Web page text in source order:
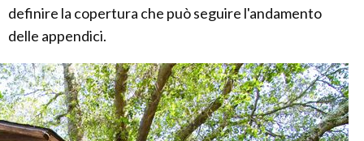
definire la copertura che può seguire l'andamento
delle appendici.